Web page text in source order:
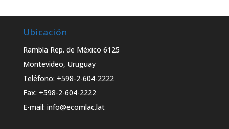
Ubicación
Rambla Rep. de México 6125
Montevideo, Uruguay
Teléfono: +598-2-604-2222
Fax: +598-2-604-2222
E-mail: info@ecomlac.lat